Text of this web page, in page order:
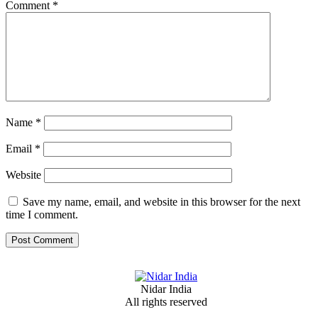
Comment *
Name *
Email *
Website
Save my name, email, and website in this browser for the next
time I comment.
Nidar India
All rights reserved